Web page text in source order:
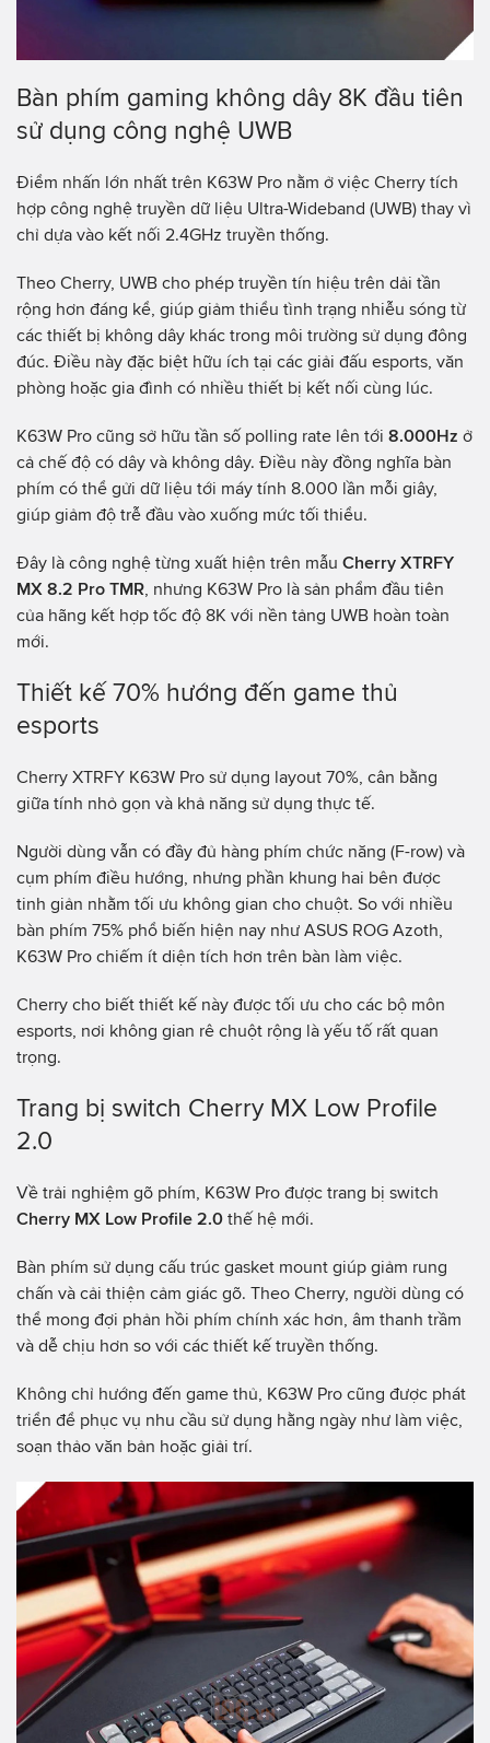
Bàn phím gaming không dây 8K đầu tiên
sử dụng công nghệ UWB
Điểm nhấn lớn nhất trên K63W Pro nằm ở việc Cherry tích
hợp công nghệ truyền dữ liệu Ultra-Wideband (UWB) thay vì
chỉ dựa vào kết nối 2.4GHz truyền thống.
Theo Cherry, UWB cho phép truyền tín hiệu trên dải tần
rộng hơn đáng kể, giúp giảm thiểu tình trạng nhiễu sóng từ
các thiết bị không dây khác trong môi trường sử dụng đông
đúc. Điều này đặc biệt hữu ích tại các giải đấu esports, văn
phòng hoặc gia đình có nhiều thiết bị kết nối cùng lúc.
K63W Pro cũng sở hữu tần số polling rate lên tới 8.000Hz ở
cả chế độ có dây và không dây. Điều này đồng nghĩa bàn
phím có thể gửi dữ liệu tới máy tính 8.000 lần mỗi giây,
giúp giảm độ trễ đầu vào xuống mức tối thiểu.
Đây là công nghệ từng xuất hiện trên mẫu Cherry XTRFY
MX 8.2 Pro TMR , nhưng K63W Pro là sản phẩm đầu tiên
của hãng kết hợp tốc độ 8K với nền tảng UWB hoàn toàn
mới.
Thiết kế 70% hướng đến game thủ
esports
Cherry XTRFY K63W Pro sử dụng layout 70%, cân bằng
giữa tính nhỏ gọn và khả năng sử dụng thực tế.
Người dùng vẫn có đầy đủ hàng phím chức năng (F-row) và
cụm phím điều hướng, nhưng phần khung hai bên được
tinh giản nhằm tối ưu không gian cho chuột. So với nhiều
bàn phím 75% phổ biến hiện nay như ASUS ROG Azoth,
K63W Pro chiếm ít diện tích hơn trên bàn làm việc.
Cherry cho biết thiết kế này được tối ưu cho các bộ môn
esports, nơi không gian rê chuột rộng là yếu tố rất quan
trọng.
Trang bị switch Cherry MX Low Profile
2.0
Về trải nghiệm gõ phím, K63W Pro được trang bị switch
Cherry MX Low Profile 2.0 thế hệ mới.
Bàn phím sử dụng cấu trúc gasket mount giúp giảm rung
chấn và cải thiện cảm giác gõ. Theo Cherry, người dùng có
thể mong đợi phản hồi phím chính xác hơn, âm thanh trầm
và dễ chịu hơn so với các thiết kế truyền thống.
Không chỉ hướng đến game thủ, K63W Pro cũng được phát
triển để phục vụ nhu cầu sử dụng hằng ngày như làm việc,
soạn thảo văn bản hoặc giải trí.